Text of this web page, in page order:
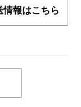
情報はこちら